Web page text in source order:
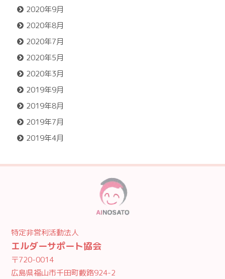
2020年9月
2020年8月
2020年7月
2020年5月
2020年3月
2019年9月
2019年8月
2019年7月
2019年4月
特定非営利活動法人
エルダーサポート協会
〒720-0014
広島県福山市千田町藪路924-2